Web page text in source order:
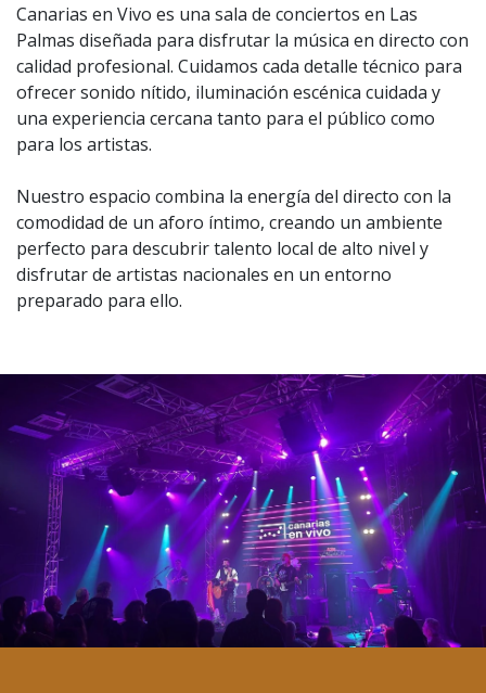
Canarias en Vivo es una sala de conciertos en Las
Palmas diseñada para disfrutar la música en directo con
calidad profesional. Cuidamos cada detalle técnico para
ofrecer sonido nítido, iluminación escénica cuidada y
una experiencia cercana tanto para el público como
para los artistas.
Nuestro espacio combina la energía del directo con la
comodidad de un aforo íntimo, creando un ambiente
perfecto para descubrir talento local de alto nivel y
disfrutar de artistas nacionales en un entorno
preparado para ello.